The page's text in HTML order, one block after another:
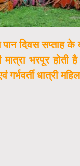
दिवस सप्ताह
मात्रा भरपूर
गर्भवर्ती धात्री